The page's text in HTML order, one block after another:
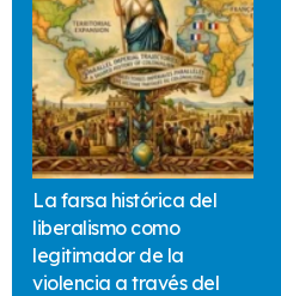
La farsa histórica del
liberalismo como
legitimador de la
violencia a través del